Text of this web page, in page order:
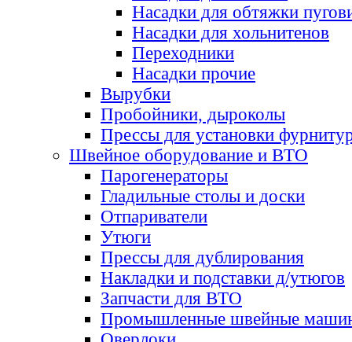
Насадки для обтяжки
Насадки для хольнитенов
Переходники
Насадки прочие
Вырубки
Пробойники, дыроколы
Прессы для установки
Швейное оборудование и ВТО
Парогенераторы
Гладильные столы и доски
Отпариватели
Утюги
Прессы для дублирования
Накладки и подставки д/утюгов
Запчасти для ВТО
Промышленные швейные